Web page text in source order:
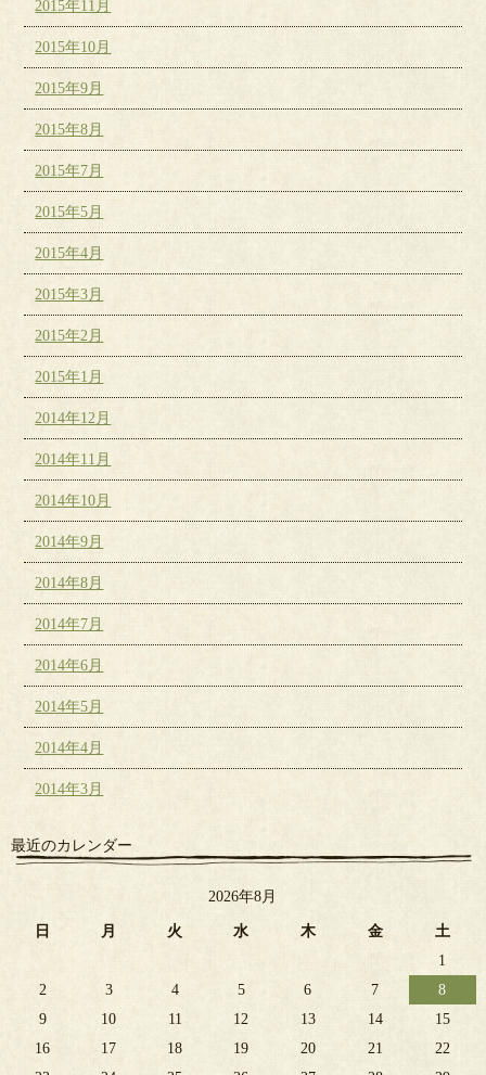
2015年11月
2015年10月
2015年9月
2015年8月
2015年7月
2015年5月
2015年4月
2015年3月
2015年2月
2015年1月
2014年12月
2014年11月
2014年10月
2014年9月
2014年8月
2014年7月
2014年6月
2014年5月
2014年4月
2014年3月
最近のカレンダー
2026年8月
日 月 火 水 木 金
土
1
2
3 4 5 6 7
8
9
10 11 12 13 14
15
16
17 18 19 20 21
22